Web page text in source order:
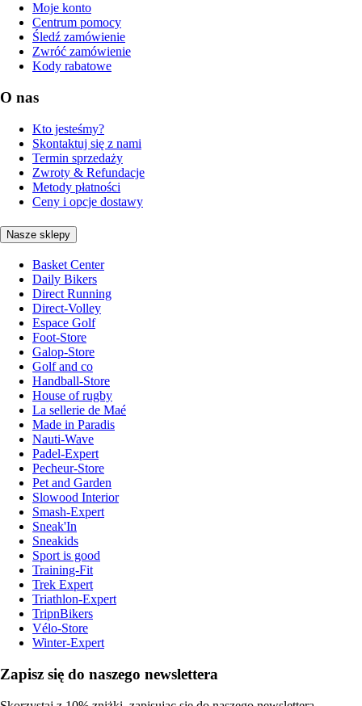
Moje konto
Centrum pomocy
Śledź zamówienie
Zwróć zamówienie
Kody rabatowe
O nas
Kto jesteśmy?
Skontaktuj się z nami
Termin sprzedaży
Zwroty & Refundacje
Metody płatności
Ceny i opcje dostawy
Nasze sklepy
Basket Center
Daily Bikers
Direct Running
Direct-Volley
Espace Golf
Foot-Store
Galop-Store
Golf and co
Handball-Store
House of rugby
La sellerie de Maé
Made in Paradis
Nauti-Wave
Padel-Expert
Pecheur-Store
Pet and Garden
Slowood Interior
Smash-Expert
Sneak'In
Sneakids
Sport is good
Training-Fit
Trek Expert
Triathlon-Expert
TripnBikers
Vélo-Store
Winter-Expert
Zapisz się do naszego newslettera